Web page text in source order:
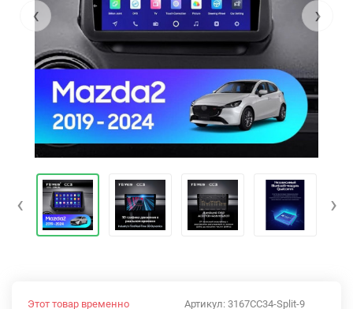
‹ ›
‹ ›
Артикул: 3167CC34-Split-9
Этот товар временно